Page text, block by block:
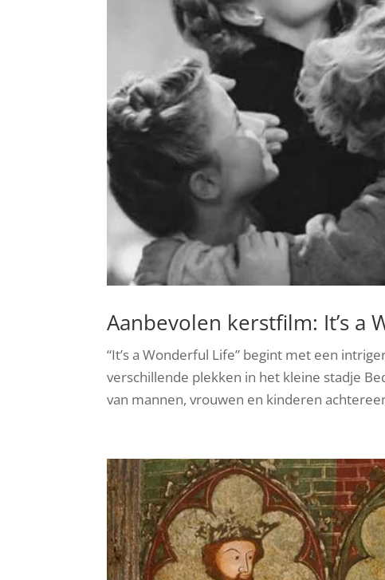
Aanbevolen kerstfilm: It’s a
“It’s a Wonderful Life” begint met een
verschillende plekken in het kleine stadje
van mannen, vrouwen en kinderen